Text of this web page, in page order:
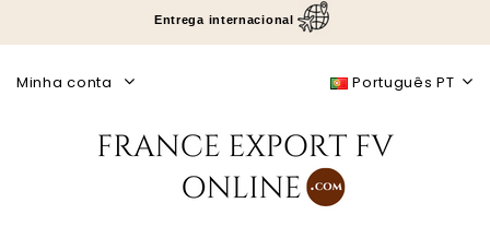
Entrega internacional
Português PT
Minha conta